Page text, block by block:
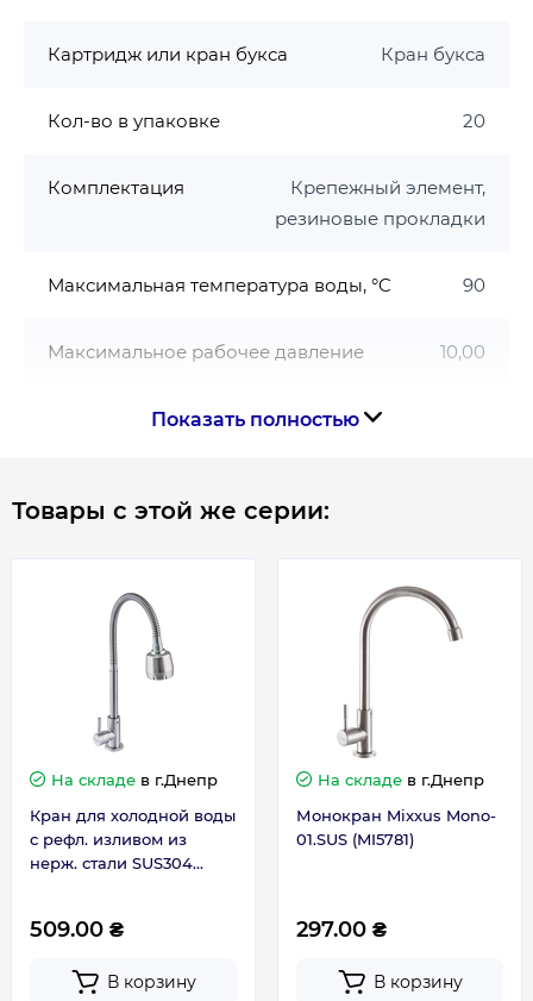
Картридж или кран букса Кран букса
Кол-во в упаковке 20
Комплектация
Крепежный элемент,
резиновые прокладки
Максимальная температура воды, °C 90
Максимальное рабочее давление 10,00
Нержавеющая сталь
Монтаж Врезной
Назначение
Покрытие
Рабочее давление, бар 1-5
Показать полностью
Товары с этой же серии:
На складе в г.Днепр
Кран для холодной воды
с рефл. изливом из
нерж. стали SUS304
509.00 ₴
В корзину
На складе в г.Днепр
Монокран Mixxus Mono-
01.SUS (MI5781)
297.00 ₴
В корзину